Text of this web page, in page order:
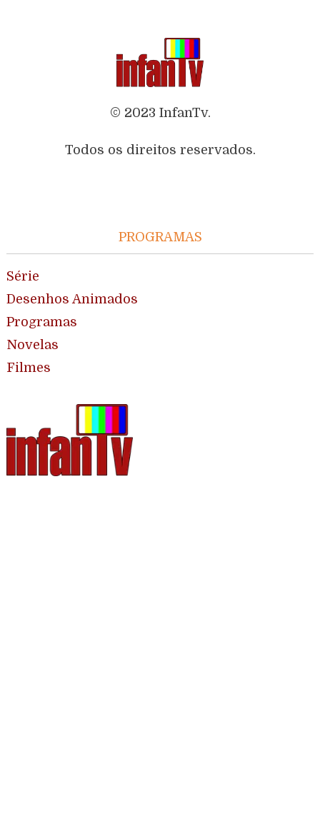
© 2023 InfanTv.
Todos os direitos reservados.
PROGRAMAS
Série
Desenhos Animados
Programas
Novelas
Filmes